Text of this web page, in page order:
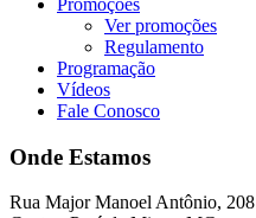
Ver promoções
Regulamento
Programação
Vídeos
Fale Conosco
Onde Estamos
Rua Major Manoel Antônio, 208